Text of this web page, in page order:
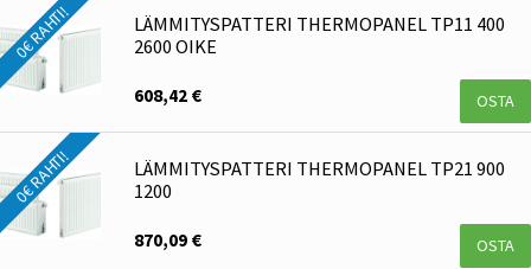
0€ RAHTI!
LÄMMITYSPATTERI THERMOPANEL TP11 400
2600 OIKE
608,42 € OSTA
0€ RAHTI!
LÄMMITYSPATTERI THERMOPANEL TP21 900
1200
870,09 € OSTA